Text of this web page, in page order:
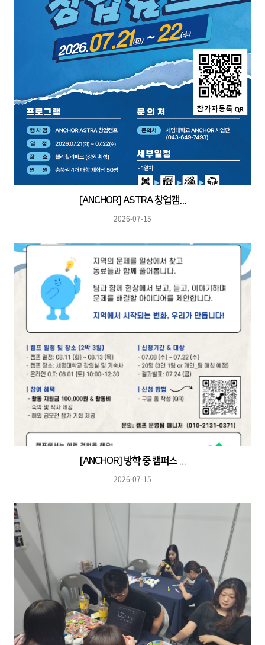
[ANCHOR] ASTRA 창업캠...
2026-07-15
[ANCHOR] 방학 중 캠퍼스 ...
2026-07-15